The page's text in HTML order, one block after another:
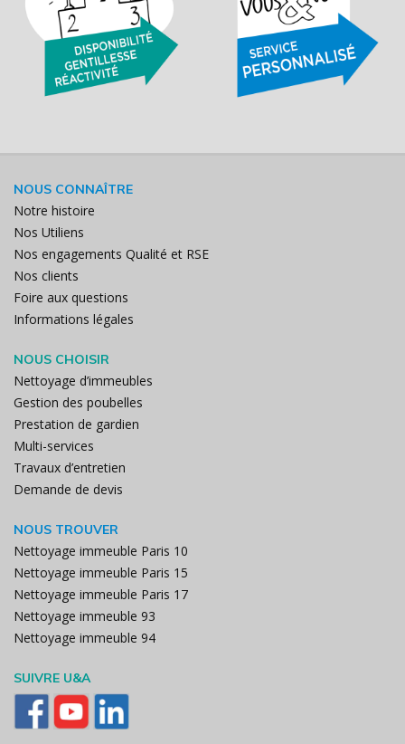
NOUS CONNAÎTRE
Notre histoire
Nos Utiliens
Nos engagements Qualité et RSE
Nos clients
Foire aux questions
Informations légales
NOUS CHOISIR
Nettoyage d’immeubles
Gestion des poubelles
Prestation de gardien
Multi-services
Travaux d’entretien
Demande de devis
NOUS TROUVER
Nettoyage immeuble Paris 10
Nettoyage immeuble Paris 15
Nettoyage immeuble Paris 17
Nettoyage immeuble 93
Nettoyage immeuble 94
SUIVRE U&A